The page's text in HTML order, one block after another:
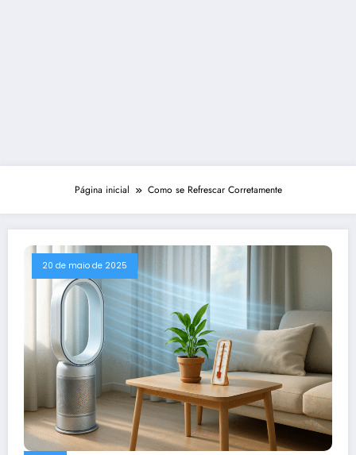
Página inicial Como se Refrescar Corretamente
20 de maio de 2025